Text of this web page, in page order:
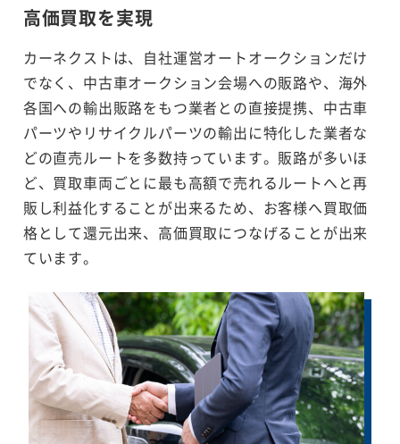
高価買取を実現
カーネクストは、自社運営オートオークションだけ
でなく、中古車オークション会場への販路や、海外
各国への輸出販路をもつ業者との直接提携、中古車
パーツやリサイクルパーツの輸出に特化した業者な
どの直売ルートを多数持っています。販路が多いほ
ど、買取車両ごとに最も高額で売れるルートへと再
販し利益化することが出来るため、お客様へ買取価
格として還元出来、高価買取につなげることが出来
ています。